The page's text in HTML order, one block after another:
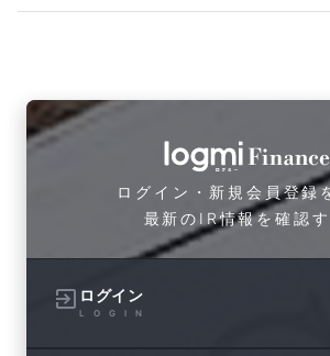
ログイン・新規会員登録
最新のIR情報を確認す
ログイン
LOGIN